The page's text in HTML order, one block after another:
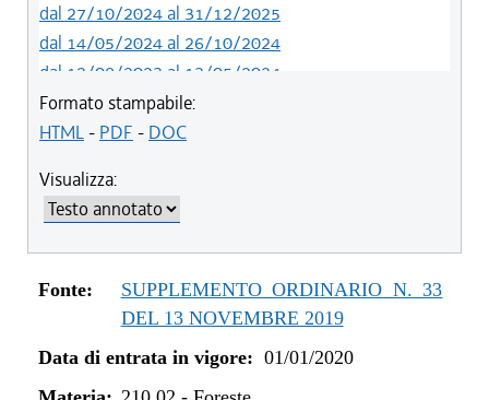
dal 27/10/2024 al 31/12/2025
dal 14/05/2024 al 26/10/2024
dal 12/08/2023 al 13/05/2024
dal 09/08/2022 al 11/08/2023
dal 06/11/2021 al 08/08/2022
dal 01/01/2020 al 01/07/2020
Formato stampabile:
HTML- PDF - DOC
Visualizza:
Fonte:
SUPPLEMENTO ORDINARIO N. 33
DEL 13 NOVEMBRE 2019
Data di entrata in vigore: 01/01/2020